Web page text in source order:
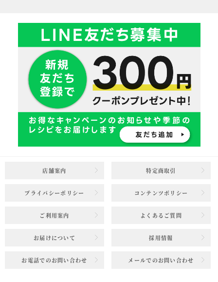
店舗案内 特定商取引
プライバシーポリシー コンテンツポリシー
ご利用案内 よくあるご質問
お届けについて 採用情報
お電話でのお問い合わせ メールでのお問い合わせ